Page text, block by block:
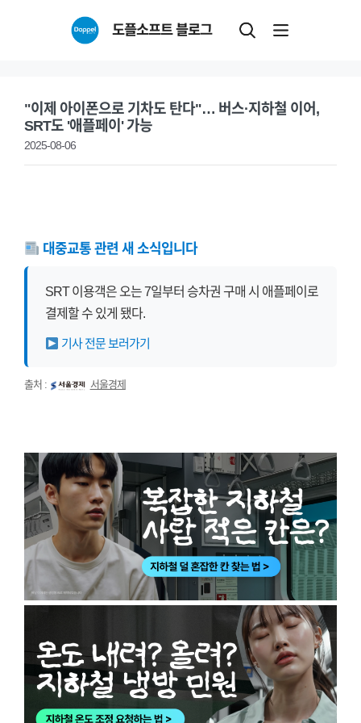
도플소프트 블로그
"이제 아이폰으로 기차도 탄다"… 버스·지하철 이어,
SRT도 '애플페이' 가능
2025-08-06
대중교통 관련 새 소식입니다
SRT 이용객은 오는 7일부터 승차권 구매 시 애플페이로
결제할 수 있게 됐다.
기사 전문 보러가기
출처 : 서울경제